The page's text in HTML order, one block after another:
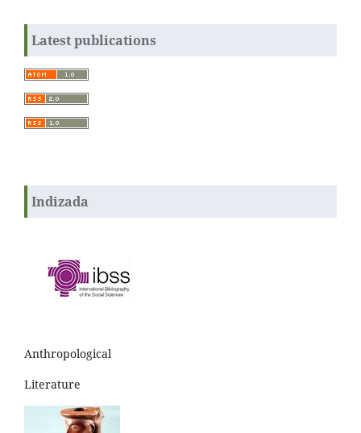
Latest publications
Indizada
Anthropological
Literature